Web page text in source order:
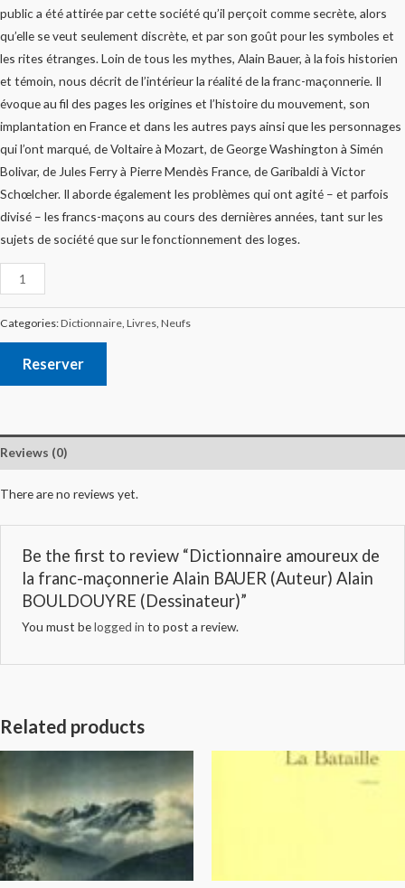
public a été attirée par cette société qu’il perçoit comme secrète, alors
qu’elle se veut seulement discrète, et par son goût pour les symboles et
les rites étranges. Loin de tous les mythes, Alain Bauer, à la fois historien
et témoin, nous décrit de l’intérieur la réalité de la franc-maçonnerie. Il
évoque au fil des pages les origines et l’histoire du mouvement, son
implantation en France et dans les autres pays ainsi que les personnages
qui l’ont marqué, de Voltaire à Mozart, de George Washington à Simén
Bolivar, de Jules Ferry à Pierre Mendès France, de Garibaldi à Victor
Schœlcher. Il aborde également les problèmes qui ont agité – et parfois
divisé – les francs-maçons au cours des dernières années, tant sur les
sujets de société que sur le fonctionnement des loges.
Categories:Dictionnaire Livres Neufs
Reserver
Reviews (0)
There are no reviews yet.
Be the first to review “Dictionnaire amoureux de
la franc-maçonnerie Alain BAUER (Auteur) Alain
BOULDOUYRE (Dessinateur)”
You must belogged in to post a review.
Related products